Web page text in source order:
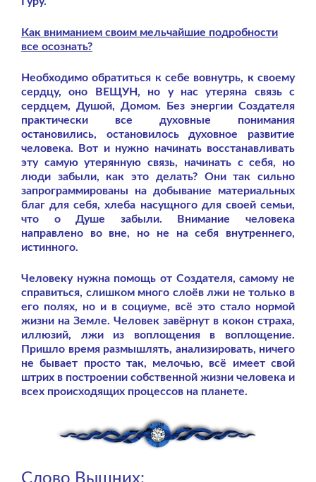
Как вниманием своим мельчайшие подробности
все осознать?
Необходимо обратиться к себе вовнутрь, к своему
сердцу, оно ВЕЩУН, но у нас утеряна связь с
сердцем, Душой, Домом. Без энергии Создателя
практически все духовные понимания
остановились, остановилось духовное развитие
человека. Вот и нужно начинать восстанавливать
эту самую утерянную связь, начинать с себя, но
люди забыли, как это делать? Они так сильно
запрограммированы на добывание материальных
благ для себя, хлеба насущного для своей семьи,
что о Душе забыли. Внимание человека
направлено во вне, но не на себя внутреннего,
истинного.
Человеку нужна помощь от Создателя, самому не
справиться, слишком много слоёв лжи не только в
его полях, но и в социуме, всё это стало нормой
жизни на Земле. Человек завёрнут в кокон страха,
иллюзий, лжи из воплощения в воплощение.
Пришло время размышлять, анализировать, ничего
не бывает просто так, мелочью, всё имеет свой
штрих в построении собственной жизни человека и
всех происходящих процессов на планете.
Слово Вышних: